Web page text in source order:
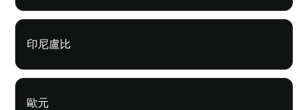
印尼盧比
歐元